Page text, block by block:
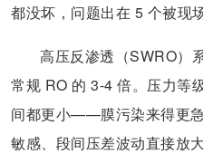
都没坏，问题出在 5 个被现
高压反渗透（SWRO）
常规 RO 的 3-4 倍。压力等
间都更小——膜污染来得更
敏感、段间压差波动直接放